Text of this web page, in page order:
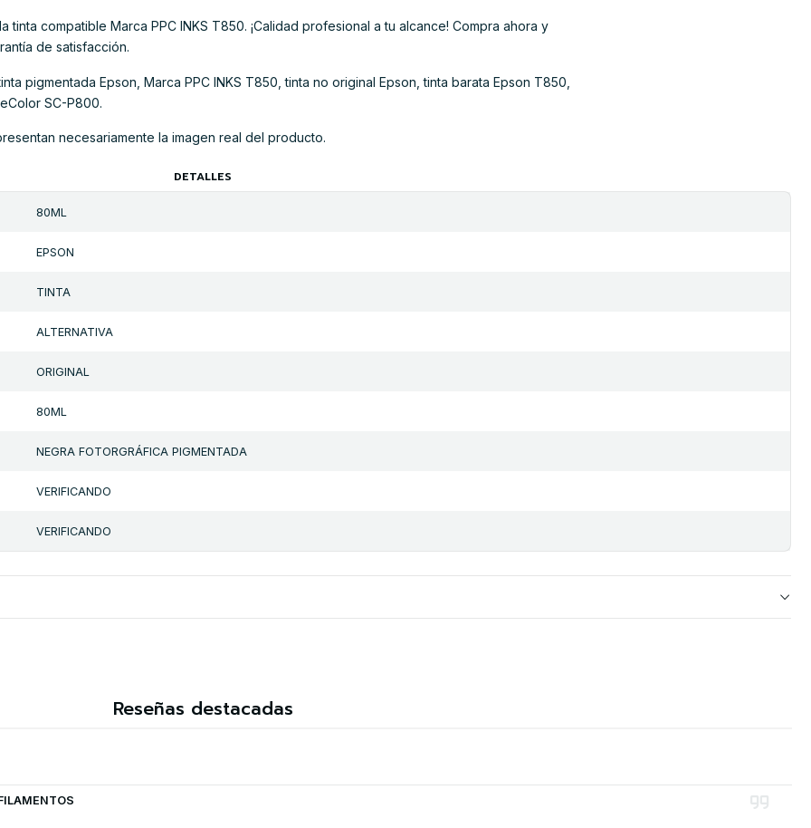
tinta compatible Marca PPC INKS T850. ¡Calidad profesional a tu alcance! Compra ahora y
de satisfacción.
pigmentada Epson, Marca PPC INKS T850, tinta no original Epson, tinta barata Epson T850,
SC-P800.
necesariamente la imagen real del producto.
DETALLES
80ML
EPSON
TINTA
ALTERNATIVA
ORIGINAL
80ML
NEGRA FOTORGRÁFICA PIGMENTADA
VERIFICANDO
VERIFICANDO
Reseñas destacadas